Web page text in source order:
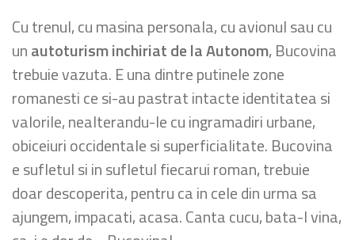
Cu trenul, cu masina personala, cu avionul sau cu
unautoturism inchiriat de la Autonom, Bucovina
trebuie vazuta. E una dintre putinele zone
romanesti ce si-au pastrat intacte identitatea si
valorile, nealterandu-le cu ingramadiri urbane,
obiceiuri occidentale si superficialitate. Bucovina
e sufletul si in sufletul fiecarui roman, trebuie
doar descoperita, pentru ca in cele din urma sa
ajungem, impacati, acasa. Canta cucu, bata-l vina,